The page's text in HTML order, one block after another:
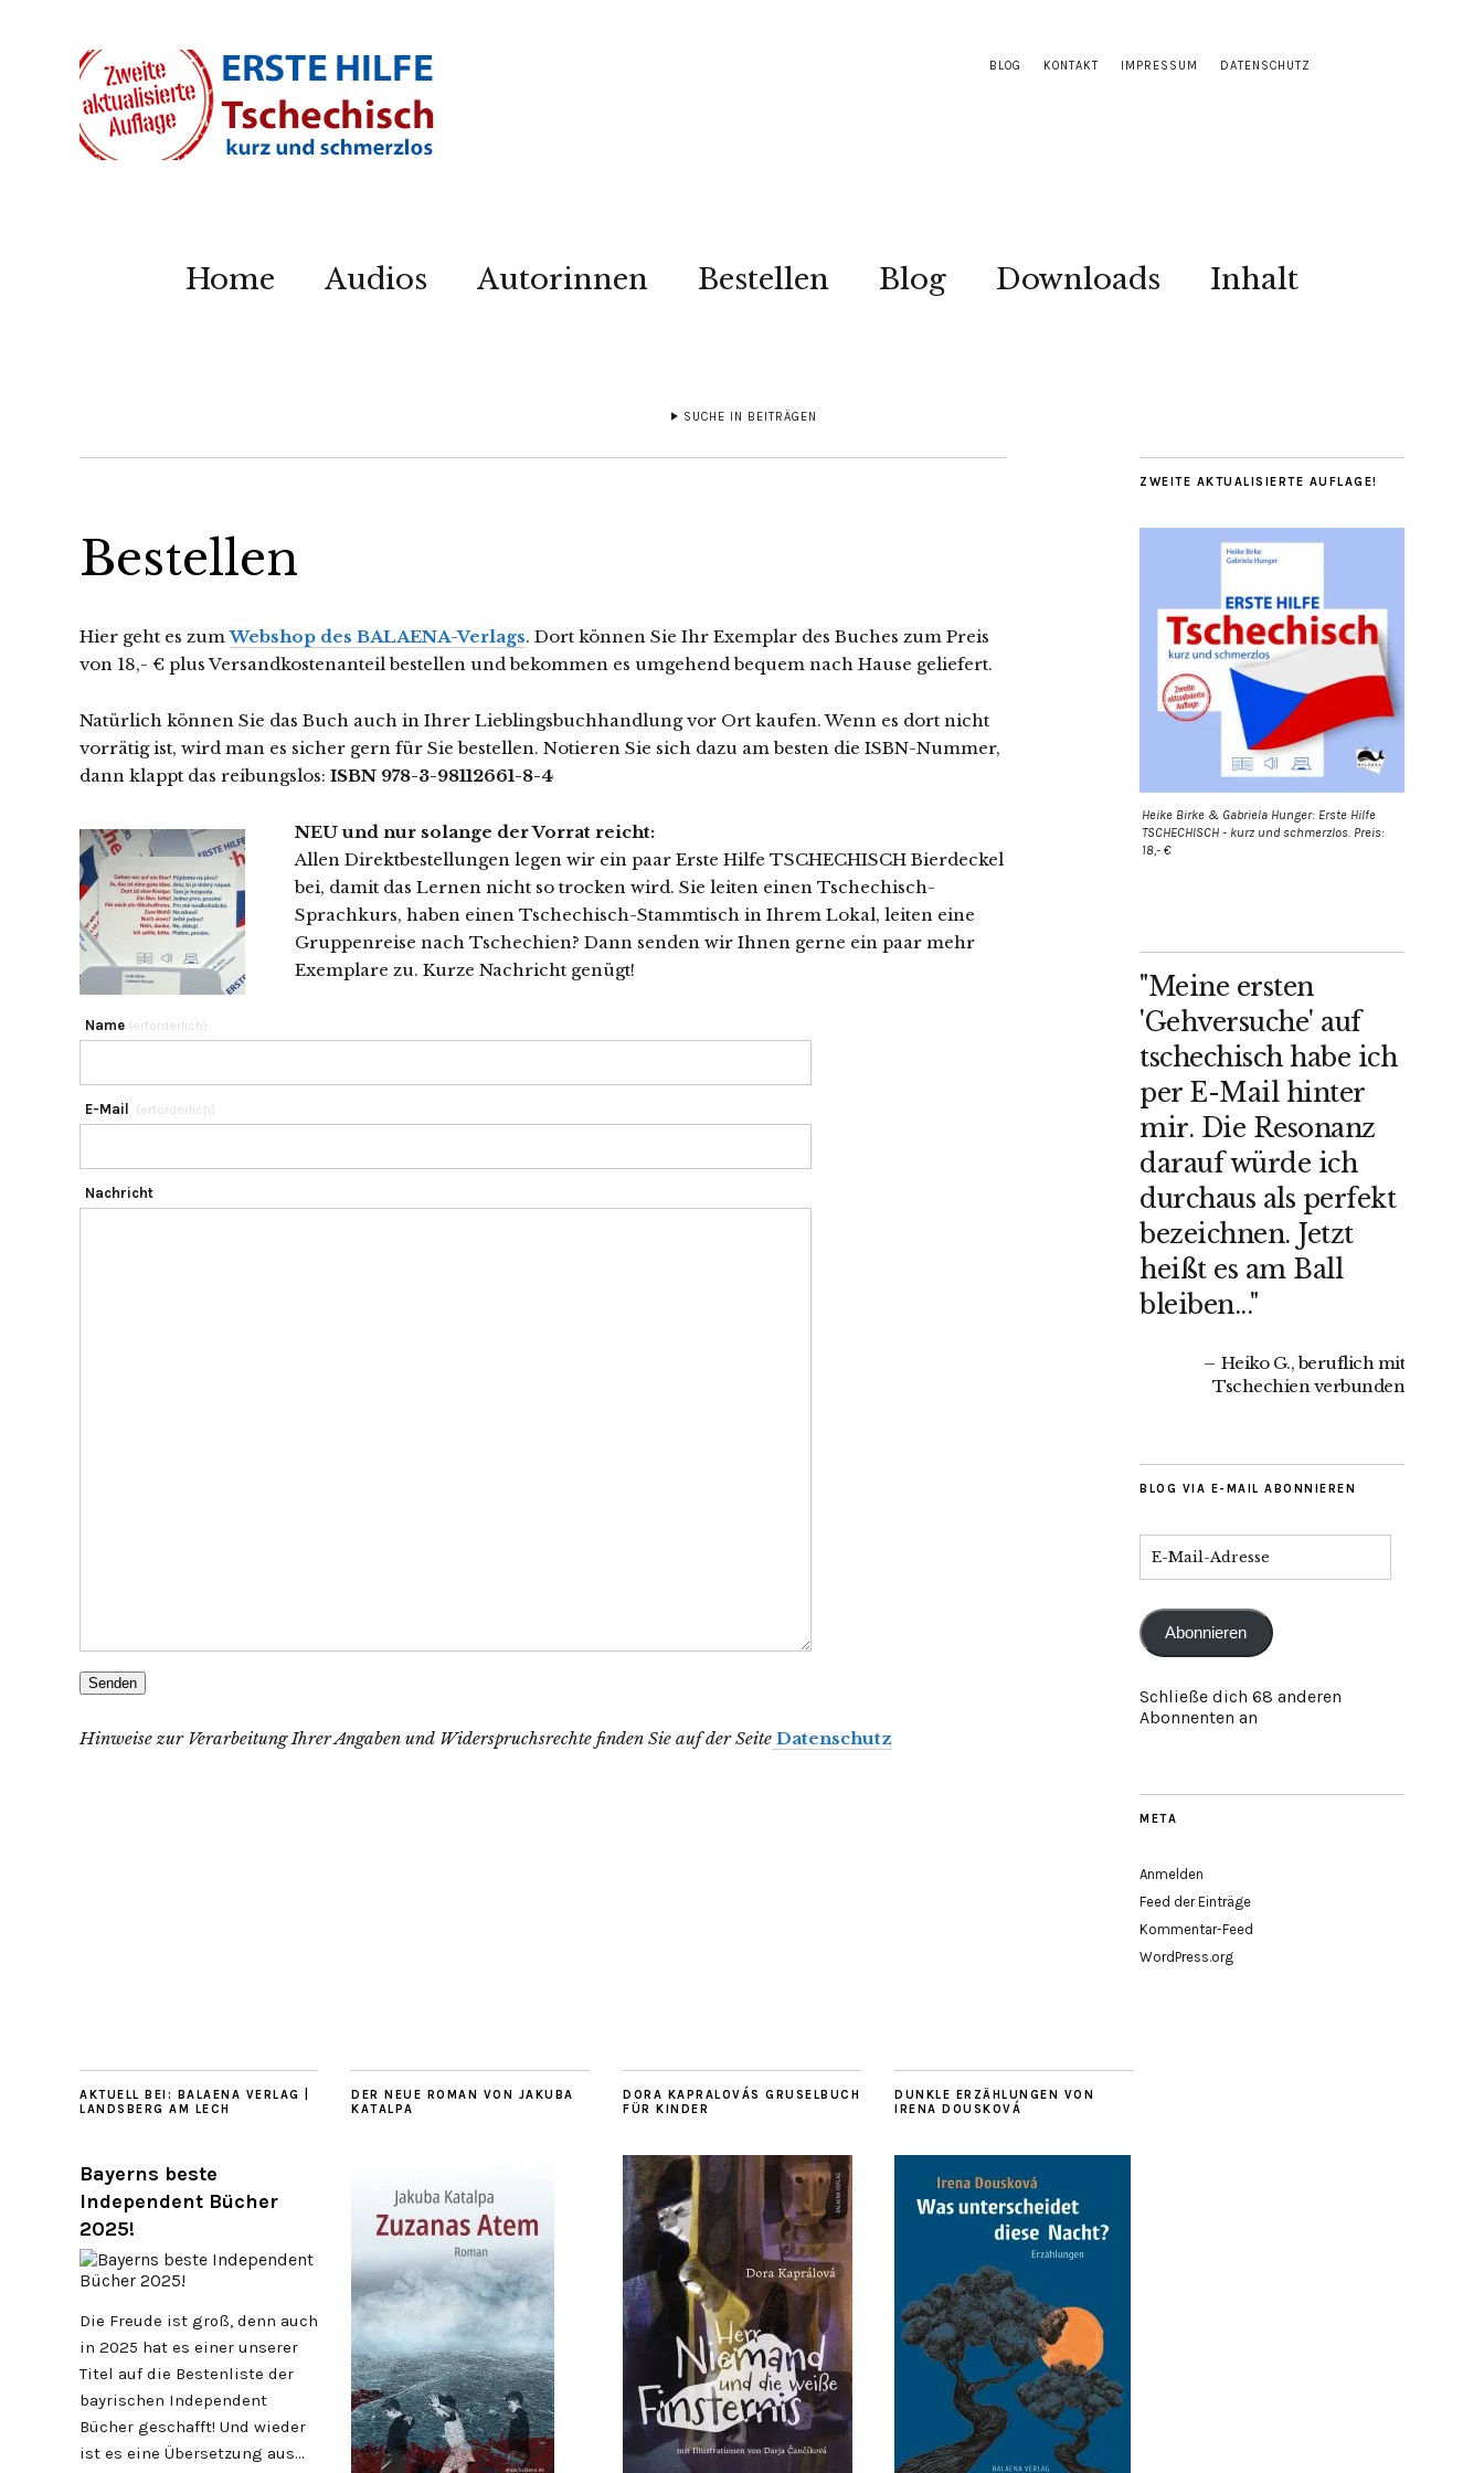
BLOG KONTAKT IMPRESSUM DATENSCHUTZ
Home Audios Autorinnen Bestellen Blog Downloads Inhalt
SUCHE IN BEITRÄGEN
Bestellen
Hier geht es zumWebshop des BALAENA-Verlags. Dort können Sie Ihr Exemplar des Buches zum Preis
von 18,- € plus Versandkostenanteil bestellen und bekommen es umgehend bequem nach Hause geliefert.
Natürlich können Sie das Buch auch in Ihrer Lieblingsbuchhandlung vor Ort kaufen. Wenn es dort nicht
vorrätig ist, wird man es sicher gern für Sie bestellen. Notieren Sie sich dazu am besten die ISBN-Nummer,
dann klappt das reibungslos: ISBN 978-3-98112661-8-4
NEU und nur solange der Vorrat reicht:
Allen Direktbestellungen legen wir ein paar Erste Hilfe TSCHECHISCH Bierdeckel
bei, damit das Lernen nicht so trocken wird. Sie leiten einen Tschechisch-
Sprachkurs, haben einen Tschechisch-Stammtisch in Ihrem Lokal, leiten eine
Gruppenreise nach Tschechien? Dann senden wir Ihnen gerne ein paar mehr
Exemplare zu. Kurze Nachricht genügt!
Name (erforderlich)
E-Mail (erforderlich)
Nachricht
Senden
Hinweise zur Verarbeitung Ihrer Angaben und Widerspruchsrechte finden Sie auf der Seite Datenschutz
ZWEITE AKTUALISIERTE AUFLAGE!
Heike Birke & Gabriela Hunger: Erste Hilfe
TSCHECHISCH - kurz und schmerzlos. Preis:
18,- €
"Meine ersten
'Gehversuche' auf
tschechisch habe ich
per E-Mail hinter
mir. Die Resonanz
darauf würde ich
durchaus als perfekt
bezeichnen. Jetzt
heißt es am Ball
bleiben..."
Heiko G., beruflich mit
Tschechien verbunden
BLOG VIA E-MAIL ABONNIEREN
Abonnieren
Schließe dich 68 anderen
Abonnenten an
META
Anmelden
Feed der Einträge
Kommentar-Feed
WordPress.org
AKTUELL BEI: BALAENA VERLAG |
LANDSBERG AM LECH
Bayerns beste
Independent Bücher
2025!
Die Freude ist groß, denn auch
in 2025 hat es einer unserer
Titel auf die Bestenliste der
bayrischen Independent
Bücher geschafft! Und wieder
ist es eine Übersetzung aus…
DER NEUE ROMAN VON JAKUBA
KATALPA
DORA KAPRALOVÁS GRUSELBUCH
FÜR KINDER
DUNKLE ERZÄHLUNGEN VON
IRENA DOUSKOVÁ